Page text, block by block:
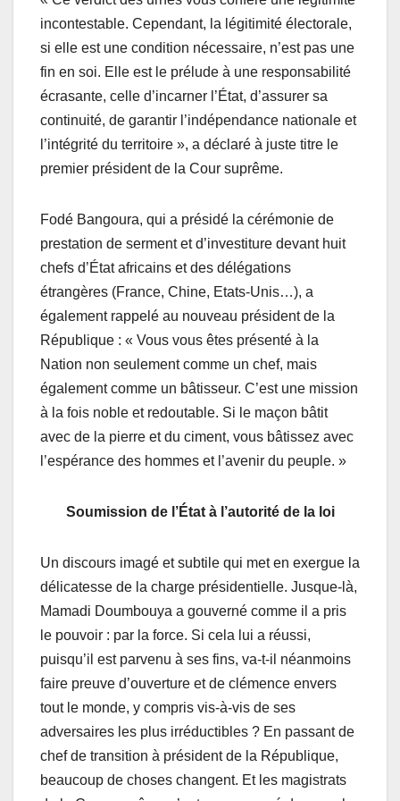
incontestable. Cependant, la légitimité électorale,
si elle est une condition nécessaire, n’est pas une
fin en soi. Elle est le prélude à une responsabilité
écrasante, celle d’incarner l’État, d’assurer sa
continuité, de garantir l’indépendance nationale et
l’intégrité du territoire », a déclaré à juste titre le
premier président de la Cour suprême.
Fodé Bangoura, qui a présidé la cérémonie de
prestation de serment et d’investiture devant huit
chefs d’État africains et des délégations
étrangères (France, Chine, Etats-Unis…), a
également rappelé au nouveau président de la
République : « Vous vous êtes présenté à la
Nation non seulement comme un chef, mais
également comme un bâtisseur. C’est une mission
à la fois noble et redoutable. Si le maçon bâtit
avec de la pierre et du ciment, vous bâtissez avec
l’espérance des hommes et l’avenir du peuple. »
Soumission de l’État à l’autorité de la loi
Un discours imagé et subtile qui met en exergue la
délicatesse de la charge présidentielle. Jusque-là,
Mamadi Doumbouya a gouverné comme il a pris
le pouvoir : par la force. Si cela lui a réussi,
puisqu’il est parvenu à ses fins, va-t-il néanmoins
faire preuve d’ouverture et de clémence envers
tout le monde, y compris vis-à-vis de ses
adversaires les plus irréductibles ? En passant de
chef de transition à président de la République,
beaucoup de choses changent. Et les magistrats